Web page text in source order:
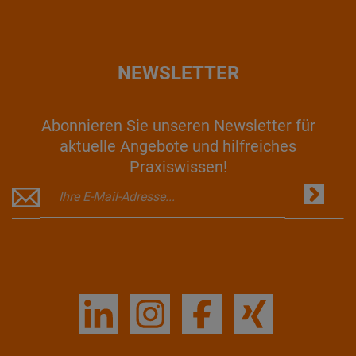
NEWSLETTER
Abonnieren Sie unseren Newsletter für
aktuelle Angebote und hilfreiches
Praxiswissen!